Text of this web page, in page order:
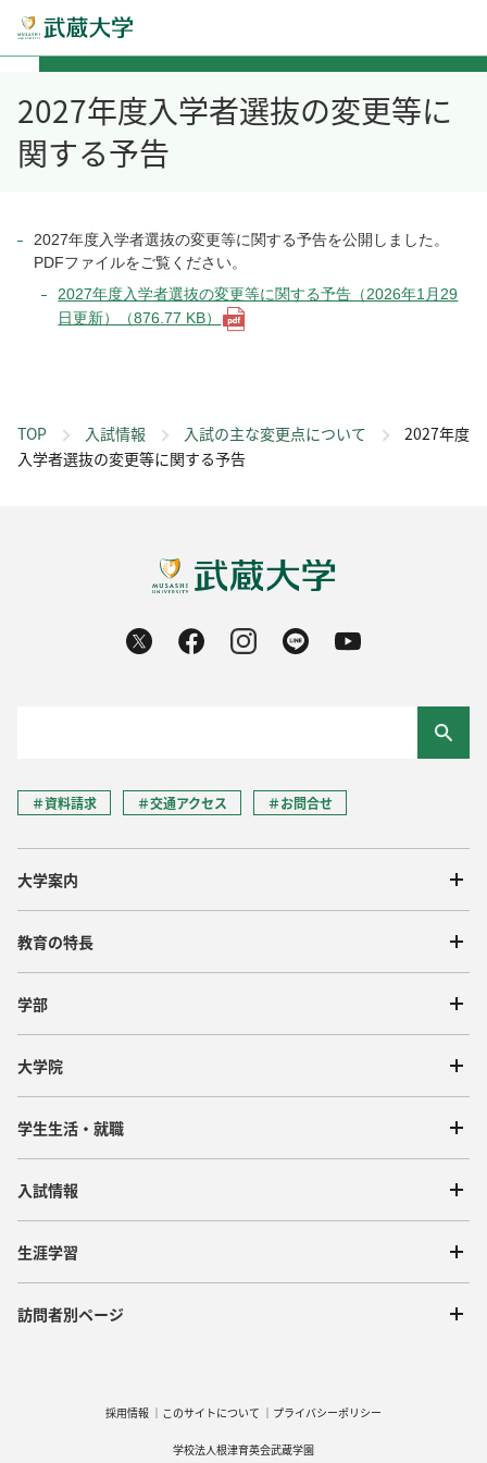
TOP 入試情報 入試の主な変更点について
2027年度
入学者選抜の変更等に関する予告
2027年度入学者選抜の変更等に
関する予告
2027年度入学者選抜の変更等に関する予告を公開しました。
PDFファイルをご覧ください。
2027年度入学者選抜の変更等に関する予告（2026年1月29
日更新）（876.77 KB）
＃資料請求 ＃交通アクセス ＃お問合せ
大学案内
教育の特長
学部
大学院
学生生活・就職
入試情報
生涯学習
訪問者別ページ
採用情報 このサイトについて プライバシーポリシー
学校法人根津育英会武蔵学園